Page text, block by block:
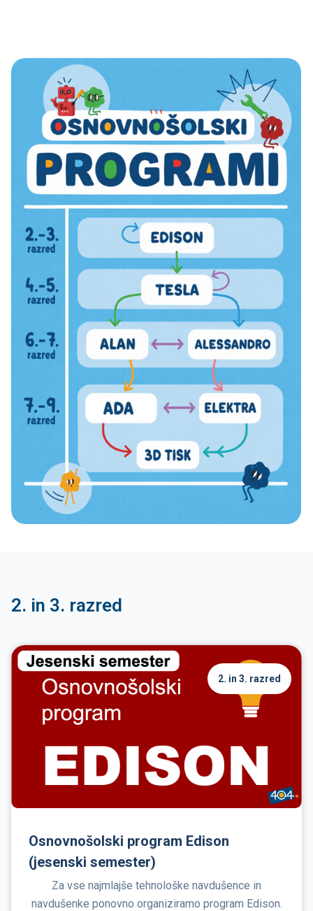
2. in 3. razred
2. in 3. razred
Osnovnošolski program Edison
(jesenski semester)
Za vse najmlajše tehnološke navdušence in
navdušenke ponovno organiziramo program Edison.